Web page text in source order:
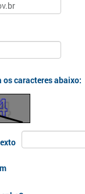
os caracteres abaixo: